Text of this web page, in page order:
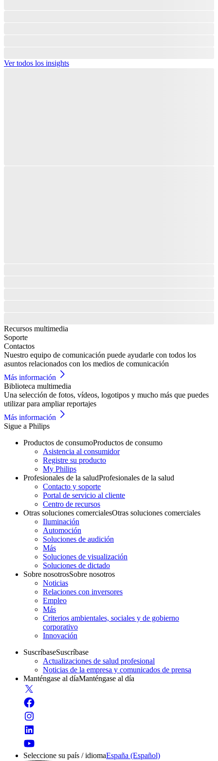
Ver todos los insights
Recursos multimedia
Soporte
Contactos
Nuestro equipo de comunicación puede ayudarle con todos los
asuntos relacionados con los medios de comunicación
Más información
Biblioteca multimedia
Una selección de fotos, vídeos, logotipos y mucho más que puedes
utilizar para ampliar reportajes
Más información
Sigue a Philips
Productos de consumoProductos de consumo
Asistencia al consumidor
Registre su producto
My Philips
Profesionales de la saludProfesionales de la salud
Contacto y soporte
Portal de servicio al cliente
Centro de recursos
Otras soluciones comercialesOtras soluciones comerciales
Iluminación
Automoción
Soluciones de audición
Más
Soluciones de visualización
Soluciones de dictado
Sobre nosotrosSobre nosotros
Noticias
Relaciones con inversores
Empleo
Más
Criterios ambientales, sociales y de gobierno
corporativo
Innovación
SuscríbaseSuscríbase
Actualizaciones de salud profesional
Noticias de la empresa y comunicados de prensa
Manténgase al díaManténgase al día
Seleccione su país / idiomaEspaña (Español)